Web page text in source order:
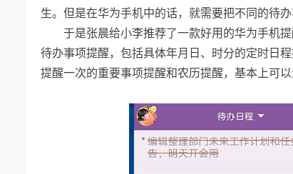
生。但是在华为手机中的话，就需要把不同的待
于是张晨给小李推荐了一款好用的华为手机提
待办事项提醒，包括具体年月日、时分的定时日
提醒一次的重要事项提醒和农历提醒，基本上可